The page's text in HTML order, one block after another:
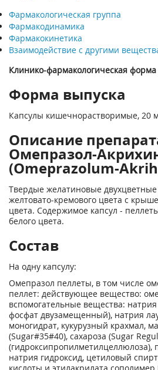
Фармакологическая группа
Фармакодинамика
Фармакокинетика
Взаимодействие с другими
Клинико-фармакологическая форма
Форма выпуска
Капсулы кишечнорастворимые, 20
Описание
Омепразол-
(Omeprazolum-
Твердые желатиновые
желтовато-кремового цвета с
цвета. Содержимое капсул -
белого цвета.
Состав
На одну капсулу:
Омепразол пеллеты, в том числе
пеллет: действующее вещество:
вспомогательные вещества:
фосфат двузамещенный), натрия
моногидрат, кукурузный крахмал,
(Sugar#35#40), сахароза (Sugar
(гидроксипропилметилцеллюлоза),
натрия гидроксид, цетиловый